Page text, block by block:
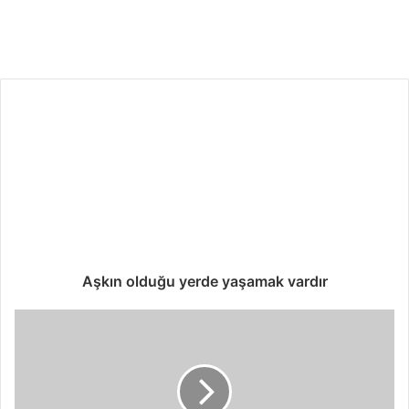
Aşkın olduğu yerde yaşamak vardır